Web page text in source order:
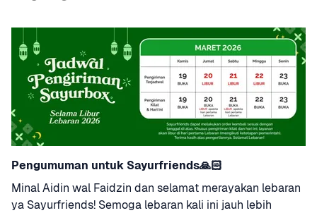
Pengumuman untuk Sayurfriends🙏🏻
Minal Aidin wal Faidzin dan selamat merayakan lebaran
ya Sayurfriends! Semoga lebaran kali ini jauh lebih